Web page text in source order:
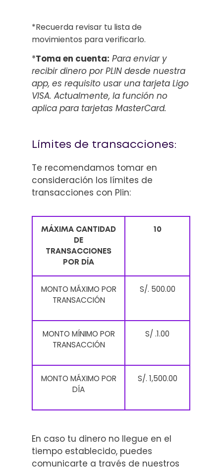
*Recuerda revisar tu lista de
movimientos para verificarlo.
*Toma en cuenta: Para enviar y
recibir dinero por PLIN desde nuestra
app, es requisito usar una tarjeta Ligo
VISA. Actualmente, la función no
aplica para tarjetas MasterCard.
Límites de transacciones:
Te recomendamos tomar en
consideración los límites de
transacciones con Plin:
MÁXIMA CANTIDAD
DE
TRANSACCIONES
POR DÍA
10
MONTO MÁXIMO POR
TRANSACCIÓN
S/. 500.00
MONTO MÍNIMO POR
TRANSACCIÓN
S/ .1.00
MONTO MÁXIMO POR
DÍA
S/. 1,500.00
En caso tu dinero no llegue en el
tiempo establecido, puedes
comunicarte a través de nuestros